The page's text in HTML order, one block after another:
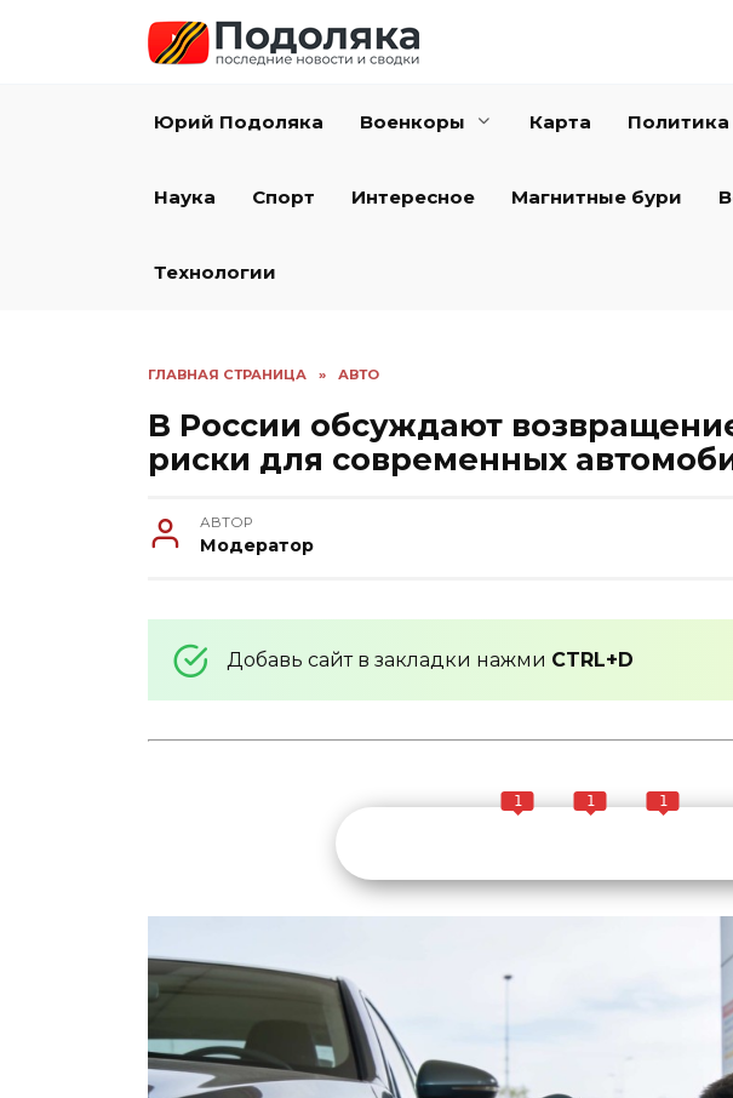
Юрий Подоляка Военкоры Карта Политика
Наука Спорт Интересное Магнитные бури
Технологии
ГЛАВНАЯ СТРАНИЦА » АВТО
В России обсуждают
риски для современных
АВТОР
Модератор
Добавь сайт в закладки нажми CTRL+D
1 1 1